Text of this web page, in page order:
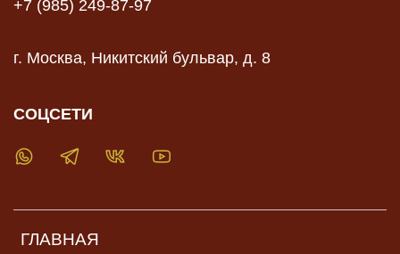
ГЛАВНАЯ
+7 (985) 249-87-97
г. Москва, Никитский бульвар, д. 8
СОЦСЕТИ